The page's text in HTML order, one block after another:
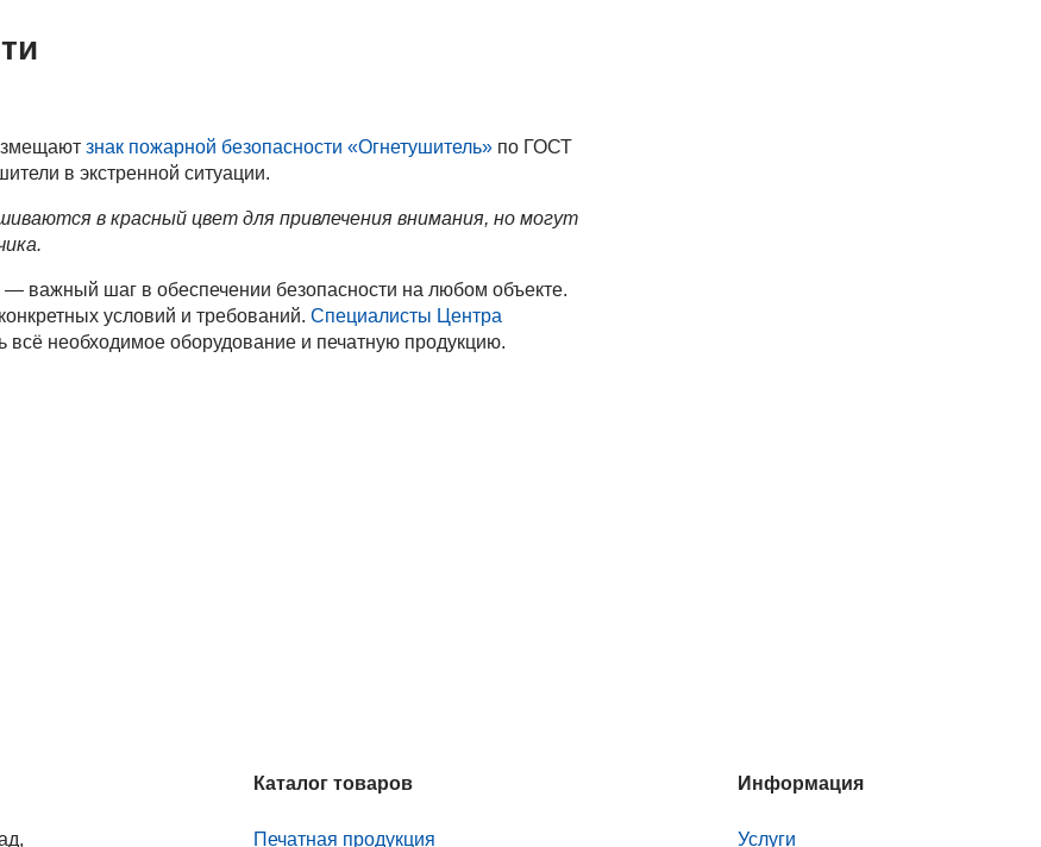
знак пожарной безопасности «Огнетушитель» по ГОСТ
в экстренной ситуации.
в красный цвет для привлечения внимания, но могут
важный шаг в обеспечении безопасности на любом объекте.
условий и требований. Специалисты Центра
всё необходимое оборудование и печатную продукцию.
Каталог товаров
Печатная продукция
Информация
Услуги